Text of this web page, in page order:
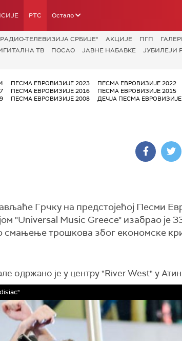
РТС Остало
ТЕЛЕВИЗИЈА СРБИЈЕ“ АКЦИЈЕ ПГП
ТВ ПОСАО ЈАВНЕ НАБАВКЕ ЈУБИЛЕЈИ
ПЕСМА ЕВРОВИЗИЈЕ 2023 ПЕСМА ЕВРОВИЗИЈЕ 2022
ПЕСМА ЕВРОВИЗИЈЕ 2016 ПЕСМА ЕВРОВИЗИЈЕ 2015
ПЕСМА ЕВРОВИЗИЈЕ 2008 ДЕЧЈА ПЕСМА ЕВРОВИЗИЈЕ
Грчку на предстојећој Песми
"Universal Music Greece" изабрао је
смањење трошкова због економске
одржано је у центру "River West" у